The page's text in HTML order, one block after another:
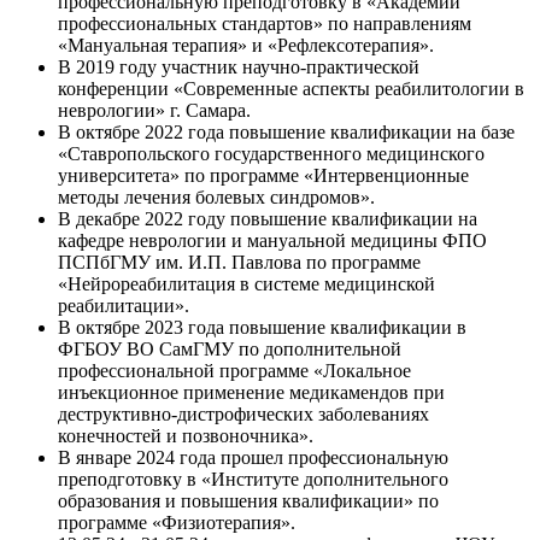
профессиональных стандартов» по направлениям
«Мануальная терапия» и «Рефлексотерапия».
В 2019 году участник научно-практической
конференции «Современные аспекты реабилитологии в
неврологии» г. Самара.
В октябре 2022 года повышение квалификации на базе
«Ставропольского государственного медицинского
университета» по программе «Интервенционные
методы лечения болевых синдромов».
В декабре 2022 году повышение квалификации на
кафедре неврологии и мануальной медицины ФПО
ПСПбГМУ им. И.П. Павлова по программе
«Нейрореабилитация в системе медицинской
реабилитации».
В октябре 2023 года повышение квалификации в
ФГБОУ ВО СамГМУ по дополнительной
профессиональной программе «Локальное
инъекционное применение медикамендов при
деструктивно-дистрофических заболеваниях
конечностей и позвоночника».
В январе 2024 года прошел профессиональную
преподготовку в «Институте дополнительного
образования и повышения квалификации» по
программе «Физиотерапия».